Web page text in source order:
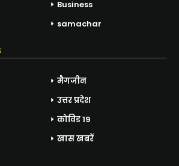
Business
samachar
मैगजीन
उत्तर प्रदेश
कोविड 19
खास खबरें